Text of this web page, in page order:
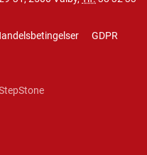
GDPR